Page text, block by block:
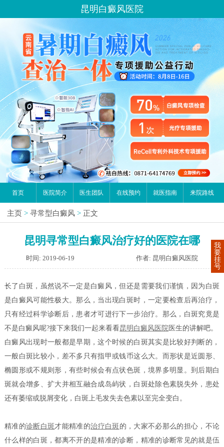
昆明白癜风医院
首页 医院简介 医生团队 在线预约 就医指南 来院路线
主页 > 寻常型白癜风 > 正文
昆明寻常型白癜风治疗好的医院在哪
时间: 2019-06-19 作者: 昆明白癜风医院
长了白斑，虽然说不一定是白癜风，但还是需要我们谨慎，因为白斑
是白癜风可能性极大。那么，当出现白斑时，一定要检查后再治疗，
只有经过科学诊断后，患者才可进行下一步治疗。那么，白斑究竟是
不是白癜风呢?接下来我们一起来看看昆明白癜风医院 医生的讲解吧。
白癜风出现时一般都是早期，这个时候的白斑其实是比较好判断的，
一般白斑比较小，差不多只有指甲或钱币这么大。而形状是近圆形、
椭圆形或不规则形，有些时候会有点状色斑，境界多明显。到后期白
斑就会增多、扩大并相互融合成岛屿状，白斑处除色素脱失外，患处
还有萎缩或脱屑变化，白斑上毛发失去色素以至完全变白。
精准的诊断白斑才能精准的治疗白斑 的，大家不必那么的担心，不论
什么样的白斑，都离不开的是精准的诊断，精准的诊断常见的就是伍
我
要
挂
号